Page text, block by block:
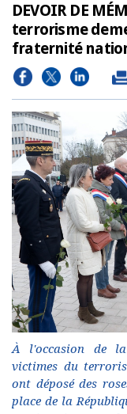
DEVOIR DE
terrorisme
fraternité
À l'occasion de la
victimes du
ont déposé des
place de la